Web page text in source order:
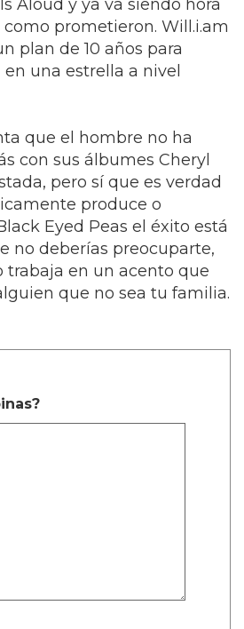
Aloud y ya va siendo hora
prometieron. Will.i.am
plan de 10 años para
una estrella a nivel
que el hombre no ha
con sus álbumes Cheryl
pero sí que es verdad
produce o
Eyed Peas el éxito está
no deberías preocuparte,
trabaja en un acento que
que no sea tu familia.